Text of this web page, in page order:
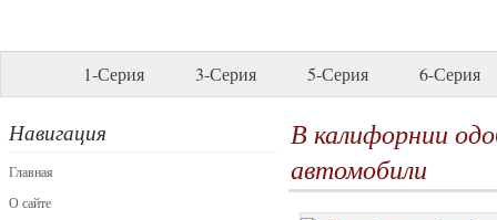
1-Серия 3-Серия 5-Серия 6-Серия
Навигация
Главная
О сайте
В калифорнии
автомобили